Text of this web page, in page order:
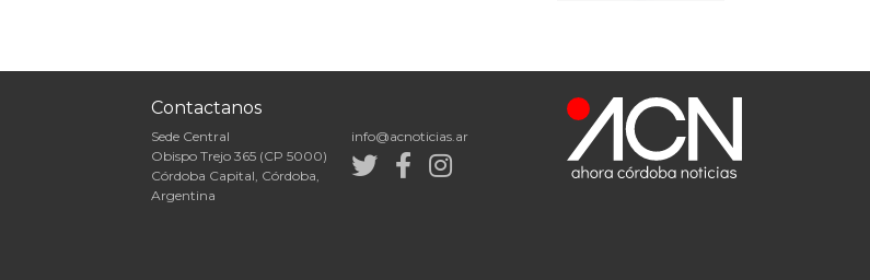
Contactanos
Sede Central
Obispo Trejo 365 (CP 5000)
Córdoba Capital, Córdoba,
Argentina
info@acnoticias.ar